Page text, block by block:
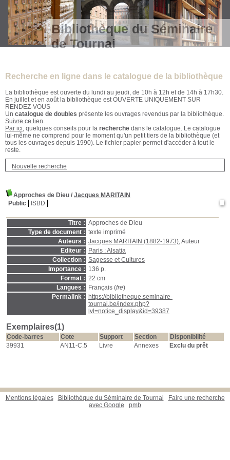
Bibliothèque du Séminaire
de Tournai
Recherche en ligne dans le catalogue de la bibliothèque
La bibliothèque est ouverte du lundi au jeudi, de 10h à 12h et de 14h à 17h30.
En juillet et en août la bibliothèque est OUVERTE UNIQUEMENT SUR
RENDEZ-VOUS
Un catalogue de doubles présente les ouvrages revendus par la bibliothèque.
Suivre ce lien.
Par ici, quelques conseils pour la recherche dans le catalogue. Le catalogue
lui-même ne comprend pour le moment qu'un petit tiers de la bibliothèque (et
tous les ouvrages depuis 1990). Le fichier papier permet d'accéder à tout le
reste.
Nouvelle recherche
Approches de Dieu / Jacques MARITAIN
Public
ISBD
Titre : Approches de Dieu
Type de document : texte imprimé
Auteurs : Jacques MARITAIN (1882-1973), Auteur
Editeur :
Paris : Alsatia
Collection : Sagesse et Cultures
Importance : 136 p.
Format : 22 cm
Langues :
Français (fre)
Permalink :
https://bibliotheque.seminaire-
tournai.be/index.php?
lvl=notice_display&id=39387
Exemplaires(1)
Code-barres Cote Support Section
Disponibilité
39931
AN11-C.5 Livre Annexes Exclu du prêt
Mentions légales Bibliothèque du Séminaire de Tournai
Faire une recherche
avec Google
pmb